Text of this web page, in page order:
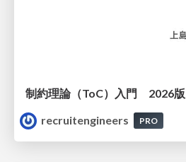
制約理論（ToC）入門 2026版
recruitengineers
PRO